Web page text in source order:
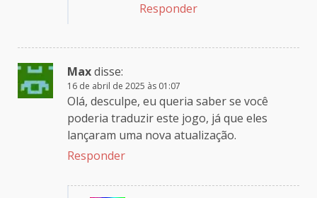
Responder
Maxdisse:
16 de abril de 2025 às 01:07
Olá, desculpe, eu queria saber se você
poderia traduzir este jogo, já que eles
lançaram uma nova atualização.
Responder